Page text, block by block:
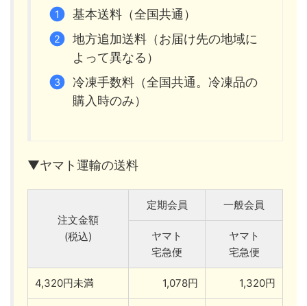
基本送料（全国共通）
地方追加送料（お届け先の地域に
よって異なる）
冷凍手数料（全国共通。冷凍品の
購入時のみ）
▼ヤマト運輸の送料
注文金額
(税込)
定期会員 一般会員
ヤマト
宅急便
ヤマト
宅急便
4,320円未満 1,078円 1,320円